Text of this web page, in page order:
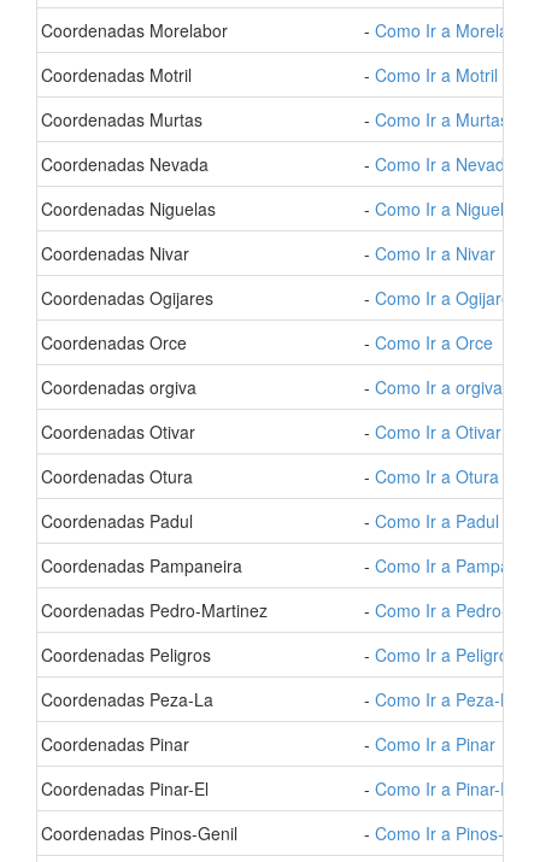
- Coordenadas Morelabor
- Como Ir a Morelabor
- Coordenadas Motril
- Como Ir a Motril
- Coordenadas Murtas
- Como Ir a Murtas
- Coordenadas Nevada
- Como Ir a Nevada
- Coordenadas Niguelas
- Como Ir a Niguelas
- Coordenadas Nivar
- Como Ir a Nivar
- Coordenadas Ogijares
- Como Ir a Ogijares
- Coordenadas Orce
- Como Ir a Orce
- Coordenadas orgiva
- Como Ir a orgiva
- Coordenadas Otivar
- Como Ir a Otivar
- Coordenadas Otura
- Como Ir a Otura
- Coordenadas Padul
- Como Ir a Padul
- Coordenadas Pampaneira
- Como Ir a
- Coordenadas Pedro-Martinez
- Como Ir a Pedro-
- Coordenadas Peligros
- Como Ir a Peligros
- Coordenadas Peza-La
- Como Ir a Peza-La
- Coordenadas Pinar
- Como Ir a Pinar
- Coordenadas Pinar-El
- Como Ir a Pinar-El
- Coordenadas Pinos-Genil
- Como Ir a Pinos-